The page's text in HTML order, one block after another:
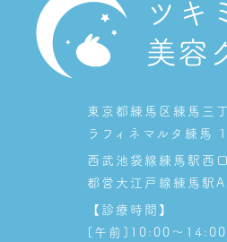
東京都練馬区練馬三
ラフィネマルタ練馬
西武池袋線練馬駅西
都営大江戸線練馬駅
【診療時間】
[午前]10:00～14:00